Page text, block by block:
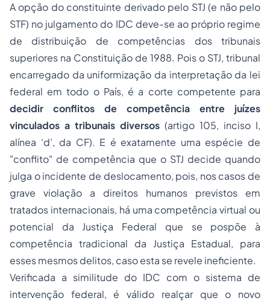
A opção do constituinte derivado pelo STJ (e não pelo
STF) no julgamento do IDC deve-se ao próprio regime
de distribuição de competências dos tribunais
superiores na Constituição de 1988. Pois o STJ, tribunal
encarregado da uniformização da interpretação da lei
federal em todo o País, é a corte competente para
decidir conflitos de competência entre juízes
vinculados a tribunais diversos (artigo 105, inciso I,
alínea ‘d’, da CF). E é exatamente uma espécie de
"conflito" de competência que o STJ decide quando
julga o incidente de deslocamento, pois, nos casos de
grave violação a direitos humanos previstos em
tratados internacionais, há uma competênciavirtual ou
potencial da Justiça Federal que se pospõe à
competência tradicional da Justiça Estadual, para
esses mesmos delitos, caso esta se revele ineficiente.
Verificada a similitude do IDC com o sistema de
intervenção federal, é válido realçar que o novo